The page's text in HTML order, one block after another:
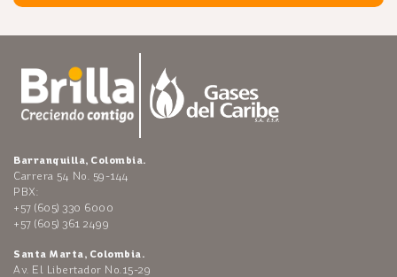
Barranquilla, Colombia.
Carrera 54 No. 59-144
PBX:
+57 (605) 330 6000
+57 (605) 361 2499
Santa Marta, Colombia.
Av. El Libertador No.15-29